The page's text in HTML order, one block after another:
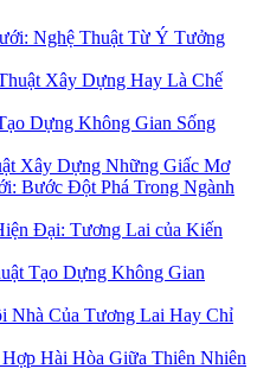
Nghệ Thuật Từ Ý Tưởng
Xây Dựng Hay Là Chế
Dựng Không Gian Sống
Xây Dựng Những Giấc Mơ
Bước Đột Phá Trong Ngành
Đại: Tương Lai của Kiến
Tạo Dựng Không Gian
Nhà Của Tương Lai Hay Chỉ
Hài Hòa Giữa Thiên Nhiên